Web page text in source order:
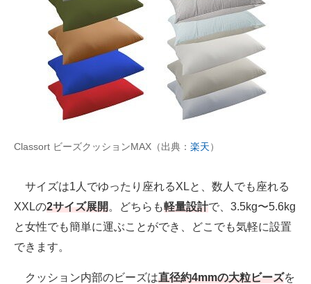
Classort ビーズクッションMAX（出典： 楽天）
サイズは1人でゆったり座れるXLと、数人でも座れる
XXLの2サイズ展開 。どちらも軽量設計で、3.5kg〜5.6kg
と女性でも簡単に運ぶことができ、どこでも気軽に設置
できます。
クッション内部のビーズは直径約4mmの大粒ビーズを